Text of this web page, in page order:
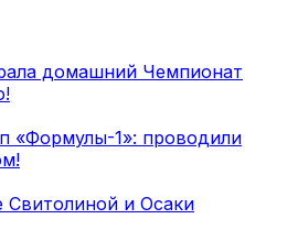
домашний Чемпионат
«Формулы-1»: проводили
Свитолиной и Осаки